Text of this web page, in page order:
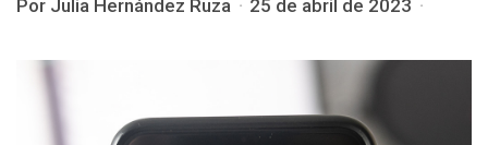
Por Julia Hernández Ruza 25 de abril de 2023